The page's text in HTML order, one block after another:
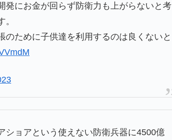
発にお金が回らず防衛力も上がらないと考
ために子供達を利用するのは良くないと
ショアという使えない防衛兵器に4500億